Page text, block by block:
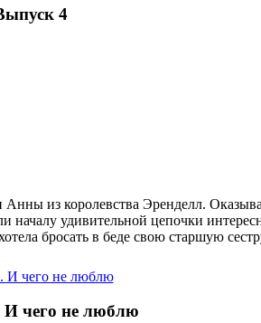
4
из королевства Эренделл.
началу удивительной цепочки
бросать в беде свою старшую
И чего не люблю